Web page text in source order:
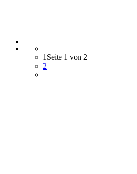
1 Seite 1 von 2
2